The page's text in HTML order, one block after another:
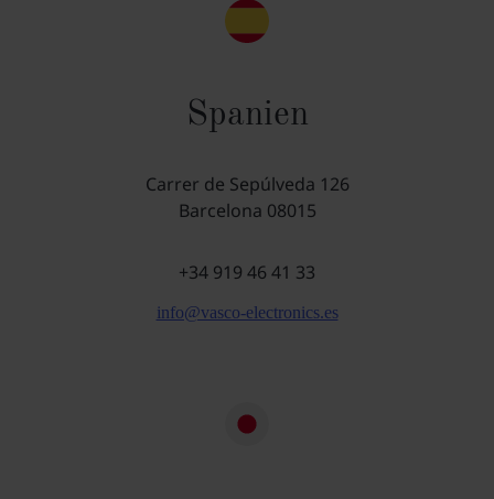
Spanien
Carrer de Sepúlveda 126
Barcelona 08015
+34 919 46 41 33
info@vasco-electronics.es